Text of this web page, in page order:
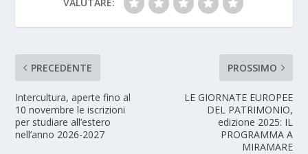
PRECEDENTE
Intercultura, aperte fino al
10 novembre le iscrizioni
per studiare all’estero
nell’anno 2026-2027
PROSSIMO
LE GIORNATE EUROPEE
DEL PATRIMONIO,
edizione 2025: IL
PROGRAMMA A
MIRAMARE